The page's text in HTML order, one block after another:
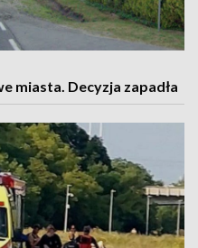
miasta. Decyzja zapadła